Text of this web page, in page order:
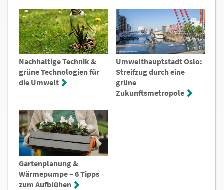
Nachhaltige Technik &
grüne Technologien für
die Umwelt
Umwelthauptstadt Oslo:
Streifzug durch eine
grüne
Zukunftsmetropole
Gartenplanung &
Wärmepumpe – 6 Tipps
zum Aufblühen